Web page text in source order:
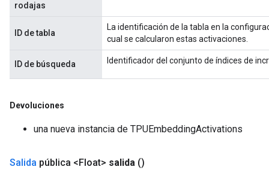
rodajas
ID de tabla
La identificación de la tabla en la
cual se calcularon estas activaciones.
ID de búsqueda Identificador del conjunto de índices de
Devoluciones
una nueva instancia de TPUEmbeddingActivations
Salida pública <Float> salida ()